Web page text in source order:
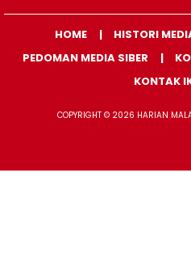
HOME HISTORI
PEDOMAN MEDIA SIBER
KONTAK
COPYRIGHT © 2026 HARIAN